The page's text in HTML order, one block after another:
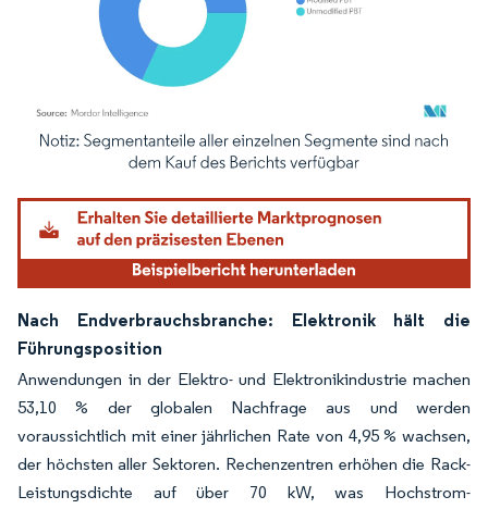
Bild © Mordor Intelligence. Wiederverwendung erfordert Namensnennung
Nach Endverbrauchsbranche: Elektronik hält die
Führungsposition
Anwendungen in der Elektro- und Elektronikindustrie machen
53,10 % der globalen Nachfrage aus und werden
voraussichtlich mit einer jährlichen Rate von 4,95 % wachsen,
der höchsten aller Sektoren. Rechenzentren erhöhen die Rack-
Leistungsdichte auf über 70 kW, was Hochstrom-